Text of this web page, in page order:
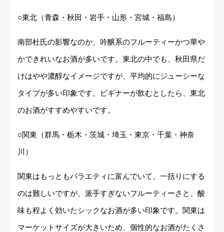
○東北（青森・秋田・岩手・山形・宮城・福島）
南部杜氏の影響なのか、吟醸系のフルーティーかつ華や
かできれいなお酒が多いです。東北の中でも、秋田県だ
けはやや濃醇なイメージですが、平均的にジューシーな
タイプが多い印象です。ビギナーが飲むとしたら、東北
のお酒がすすめやすいです。
○関東（群馬・栃木・茨城・埼玉・東京・千葉・神奈
川）
関東はもっともバラエティに富んでいて、一括りにする
のは難しいですが、派手すぎないフルーティーさと、酸
味も程よく効いたシックなお酒が多い印象です。関東は
マーケットサイズが大きいため、個性的なお酒がたくさ